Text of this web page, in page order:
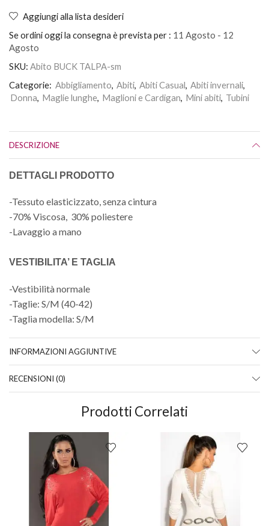
Aggiungi alla lista desideri
Se ordini oggi la consegna è prevista per : 11 Agosto - 12
Agosto
SKU: Abito BUCK TALPA-sm
Categorie: Abbigliamento, Abiti, Abiti Casual, Abiti invernali,
Donna, Maglie lunghe, Maglioni e Cardigan, Mini abiti, Tubini
DESCRIZIONE
DETTAGLI PRODOTTO
-Tessuto elasticizzato, senza cintura
-70% Viscosa, 30% poliestere
-Lavaggio a mano
VESTIBILITA’ E TAGLIA
-Vestibilità normale
-Taglie: S/M (40-42)
-Taglia modella: S/M
INFORMAZIONI AGGIUNTIVE
RECENSIONI (0)
Prodotti Correlati